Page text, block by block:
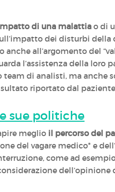
di una malattia o di
dei disturbi
all’argomento del
l’assistenza della
di analisti, ma anche
riportato dal
sue politiche
meglio il percorso del
del vagare medico* e
come ad